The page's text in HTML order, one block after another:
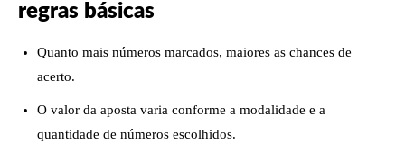
regras básicas
Quanto mais números marcados, maiores as chances de
acerto.
O valor da aposta varia conforme a modalidade e a
quantidade de números escolhidos.